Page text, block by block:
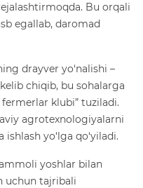
Bu orqali
egallab, daromad
drayver yo‘nalishi –
chiqib, bu sohalarga
klubi” tuziladi.
agrotexnologiyalarni
yo‘lga qo‘yiladi.
yoshlar bilan
uchun tajribali